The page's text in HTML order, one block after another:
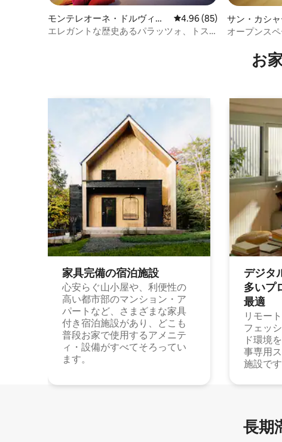
モンテレオーネ・ドルヴィエ
ートのマンション・アパート
レビュー85件、5つ星中
4.96 (85)
エレガントな歴史あるパラッツォ、トス
サン・カシ
ーニのマン
オープンス
お
家具完備の宿⁠泊⁠施⁠設
心安らぐ山小屋や、利便性の
高い都市部のマンション・ア
パートなど、さまざまな家具
付き宿泊施設があり、どこも
普段お家で使用するアメニテ
ィ・設備がすべてそろってい
ます。
デジタ
多⁠いプ⁠
最⁠適
リモー
フェッ
ド環境
事専用
施設です
長期